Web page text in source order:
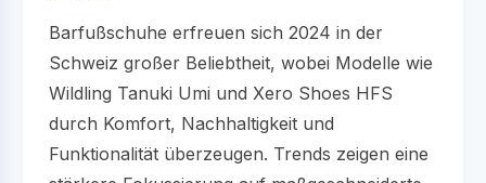
Barfußschuhe erfreuen sich 2024 in der
Schweiz großer Beliebtheit, wobei Modelle wie
Wildling Tanuki Umi und Xero Shoes HFS
durch Komfort, Nachhaltigkeit und
Funktionalität überzeugen. Trends zeigen eine